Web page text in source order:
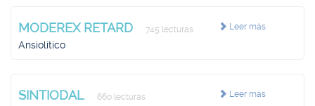
Leer más
MODEREX RETARD 745 lecturas
Ansiolítico
Leer más
SINTIODAL 660 lecturas